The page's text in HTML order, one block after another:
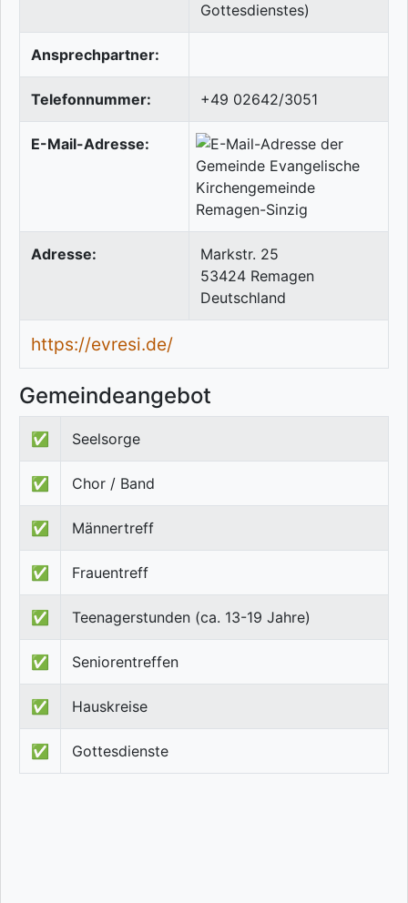
Gottesdienstes)
Ansprechpartner:
Telefonnummer: +49 02642/3051
E-Mail-Adresse:
Adresse:
Markstr. 25
53424 Remagen
Deutschland
https://evresi.de/
Gemeindeangebot
✅ Seelsorge
✅ Chor / Band
✅ Männertreff
✅ Frauentreff
✅ Teenagerstunden (ca. 13-19 Jahre)
✅ Seniorentreffen
✅ Hauskreise
✅ Gottesdienste